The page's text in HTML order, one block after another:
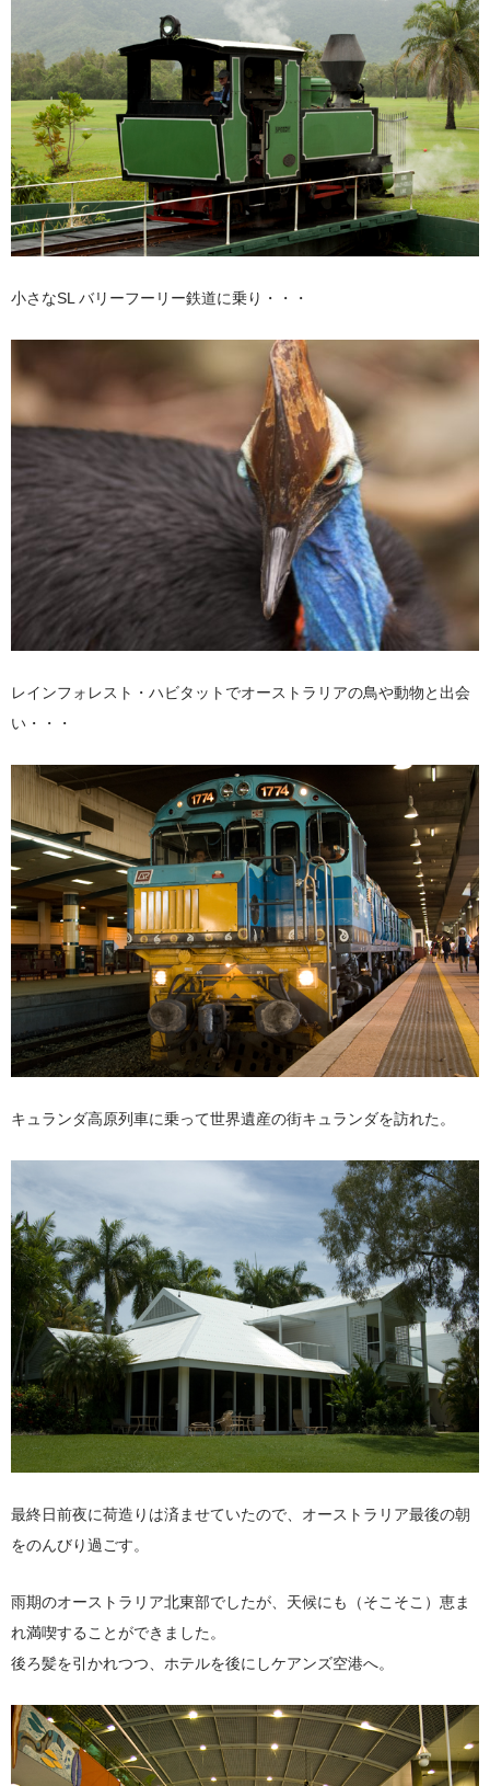
小さなSL バリーフーリー鉄道に乗り・・・
レインフォレスト・ハビタットでオーストラリアの鳥や動物と出会
い・・・
キュランダ高原列車に乗って世界遺産の街キュランダを訪れた。
最終日前夜に荷造りは済ませていたので、オーストラリア最後の朝
をのんびり過ごす。
雨期のオーストラリア北東部でしたが、天候にも（そこそこ）恵ま
れ満喫することができました。
後ろ髪を引かれつつ、ホテルを後にしケアンズ空港へ。